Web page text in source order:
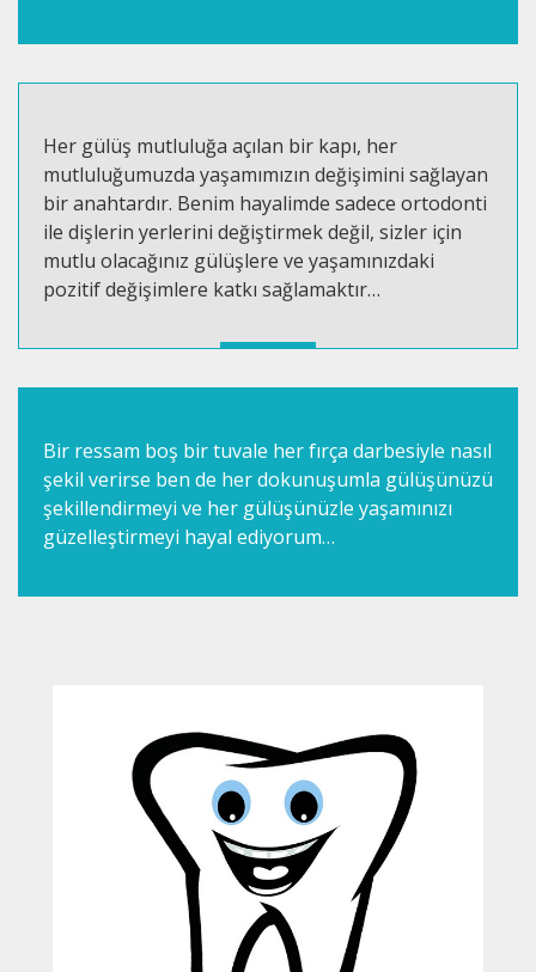
Her gülüş mutluluğa açılan bir kapı, her
mutluluğumuzda yaşamımızın değişimini sağlayan
bir anahtardır. Benim hayalimde sadece ortodonti
ile dişlerin yerlerini değiştirmek değil, sizler için
mutlu olacağınız gülüşlere ve yaşamınızdaki
pozitif değişimlere katkı sağlamaktır…
Bir ressam boş bir tuvale her fırça darbesiyle nasıl
şekil verirse ben de her dokunuşumla gülüşünüzü
şekillendirmeyi ve her gülüşünüzle yaşamınızı
güzelleştirmeyi hayal ediyorum…